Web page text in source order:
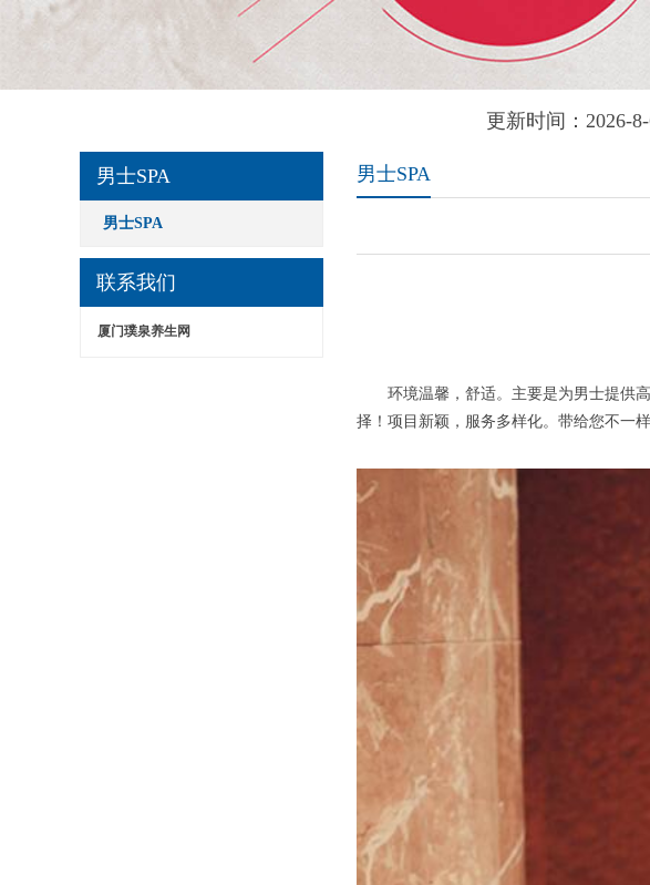
更新时间：2026-
男士SPA
男士SPA
联系我们
厦门璞泉养生网
男士SPA
环境温馨，舒适。主要是为男士提供高
择！项目新颖，服务多样化。带给您不一样